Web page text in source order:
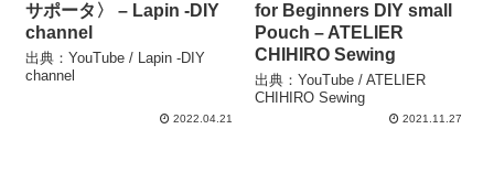
サポータ〉 – Lapin -DIY
channel
出典：YouTube / Lapin -DIY
channel
2022.04.21
for Beginners DIY small
Pouch – ATELIER
CHIHIRO Sewing
出典：YouTube / ATELIER
CHIHIRO Sewing
2021.11.27